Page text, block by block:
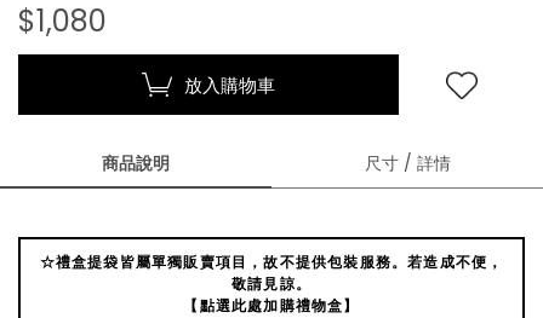
$1,080
放入購物車
商品說明 尺寸 / 詳情
☆禮盒提袋皆屬單獨販賣項目，故不提供包裝服務。若造成不便，
敬請見諒。
【點選此處加購禮物盒】